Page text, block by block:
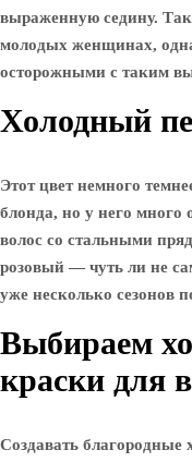
выраженную седину.
молодых женщинах,
осторожными с таким
Холодный
Этот цвет немного
блонда, но у него
волос со стальными
розовый — чуть ли не
уже несколько сезонов
Выбираем
краски для
Создавать благородные